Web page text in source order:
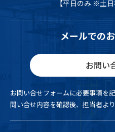
【平日のみ ※土日
メールでの
お問い
お問い合せフォームに必要事項を
問い合せ内容を確認後、担当者よ